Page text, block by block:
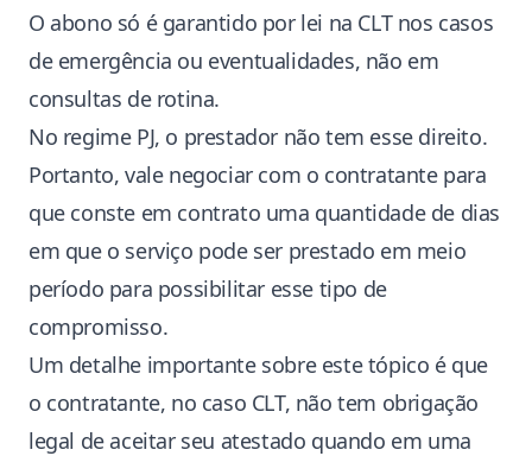
O abono só é garantido por lei na CLT nos casos
de emergência ou eventualidades, não em
consultas de rotina.
No regime PJ, o prestador não tem esse direito.
Portanto, vale negociar com o contratante para
que conste em contrato uma quantidade de dias
em que o serviço pode ser prestado em meio
período para possibilitar esse tipo de
compromisso.
Um detalhe importante sobre este tópico é que
o contratante, no caso CLT, não tem obrigação
legal de aceitar seu atestado quando em uma